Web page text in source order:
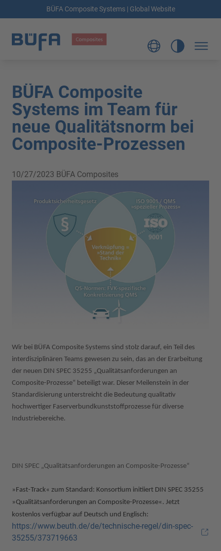
BÜFA Composite Systems | Global Website
BÜFA Composite
Systems im Team für
neue Qualitätsnorm bei
Composite-Prozessen
10/27/2023 BÜFA Composites
Wir bei BÜFA Composite Systems sind stolz darauf, ein Teil des
interdisziplinären Teams gewesen zu sein, das an der Erarbeitung
der neuen DIN SPEC 35255 „Qualitätsanforderungen an
Composite-Prozesse“ beteiligt war. Dieser Meilenstein in der
Standardisierung unterstreicht die Bedeutung qualitativ
hochwertiger Faserverbundkunststoffprozesse für diverse
Industriebereiche.
DIN SPEC „Qualitätsanforderungen an Composite-Prozesse“
»Fast-Track« zum Standard: Konsortium initiiert DIN SPEC 35255
»Qualitätsanforderungen an Composite-Prozesse«. Jetzt
kostenlos verfügbar auf Deutsch und Englisch:
https://www.beuth.de/de/technische-regel/din-spec-
35255/373719663